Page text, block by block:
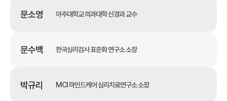
문소영 아주대학교 의과대학 신경과 교수
문수백 한국심리검사 표준화 연구소 소장
박규리 MCI 마인드케어 심리치료연구소 소장